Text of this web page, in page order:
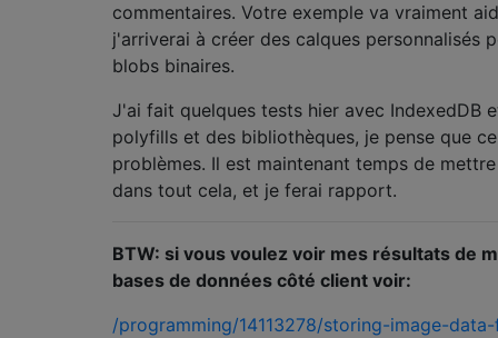
commentaires. Votre exemple va vraiment
j'arriverai à créer des calques personnalisés
blobs binaires.
J'ai fait quelques tests hier avec IndexedDB
polyfills et des bibliothèques, je pense que
problèmes. Il est maintenant temps de
dans tout cela, et je ferai rapport.
BTW: si vous voulez voir mes résultats de
bases de données côté client voir:
/programming/14113278/storing-image-